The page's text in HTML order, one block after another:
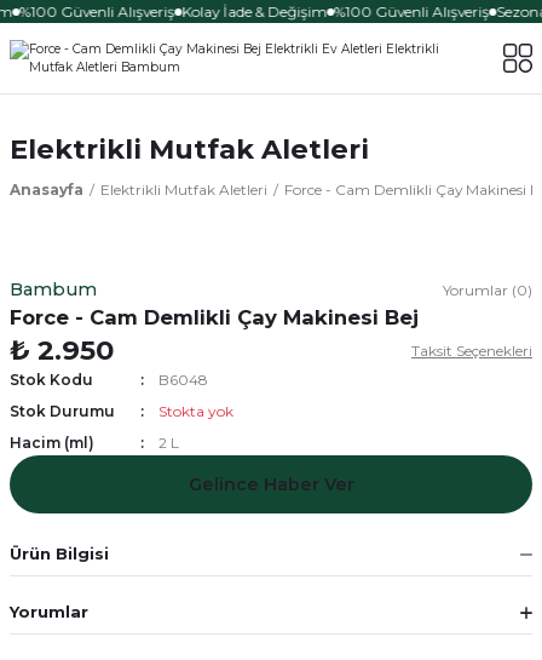
%100 Güvenli Alışveriş Kolay İade & Değişim %100 Güvenli Alışveriş
Elektrikli Mutfak Aletleri
Anasayfa Elektrikli Mutfak Aletleri Force - Cam Demlikli Çay Makinesi
Bambum Yorumlar (0)
Force - Cam Demlikli Çay Makinesi Bej
₺ 2.950
Taksit Seçenekleri
Stok Kodu
B6048
Stok Durumu
Stokta yok
Hacim (ml)
2 L
Gelince Haber Ver
Ürün Bilgisi
Yorumlar